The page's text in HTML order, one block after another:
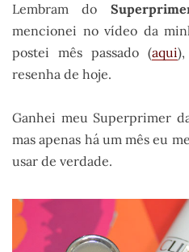
Lembram do
mencionei no vídeo da
postei mês passado (aqui
resenha de hoje.
Ganhei meu Superprimer
mas apenas há um mês eu
usar de verdade.